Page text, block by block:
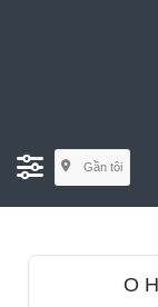
Gần tôi
O